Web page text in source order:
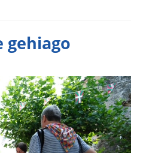
gehiago